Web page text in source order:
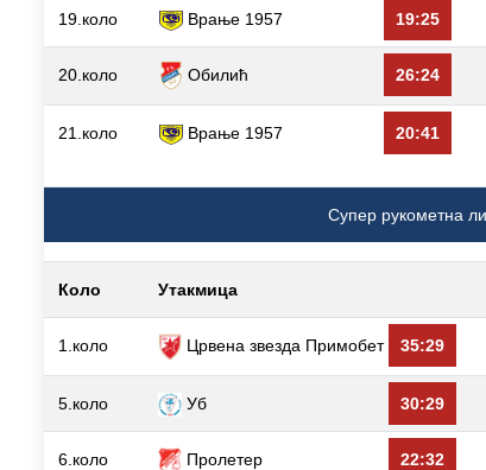
19.коло Врање 1957 19:25
20.коло Обилић 26:24
21.коло Врање 1957 20:41
Супер рукометна
Коло Утакмица
1.коло Црвена звезда Примобет 35:29
5.коло Уб 30:29
6.коло Пролетер 22:32